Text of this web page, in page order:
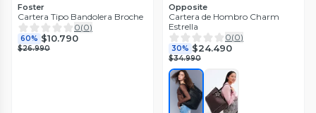
Foster
Cartera Tipo Bandolera Broche
0(0)
60% $10.790
$26.990
Opposite
Cartera de Hombro Charm
Estrella
0(0)
30% $24.490
$34.990